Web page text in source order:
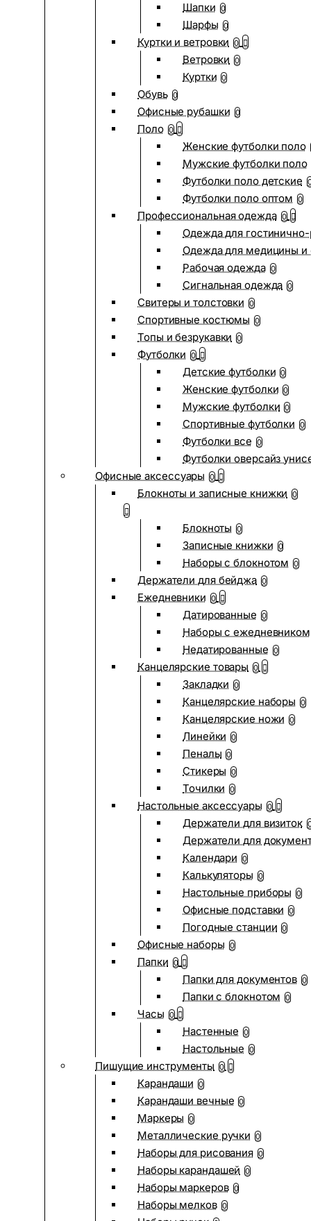
Шапки 0
Шарфы 0
Куртки и ветровки 0
Ветровки 0
Куртки 0
Обувь 0
Офисные рубашки 0
Поло 0
Женские футболки поло
Мужские футболки поло
Футболки поло детские
Футболки поло оптом 0
Профессиональная одежда 0
Одежда для
Одежда для медицины и
Рабочая одежда 0
Сигнальная одежда 0
Свитеры и толстовки 0
Спортивные костюмы 0
Топы и безрукавки 0
Футболки 0
Детские футболки 0
Женские футболки 0
Мужские футболки 0
Спортивные футболки 0
Футболки все 0
Футболки оверсайз
Офисные аксессуары 0
Блокноты и записные книжки 0
Блокноты 0
Записные книжки 0
Наборы с блокнотом 0
Держатели для бейджа 0
Ежедневники 0
Датированные 0
Наборы с ежедневником
Недатированные 0
Канцелярские товары 0
Закладки 0
Канцелярские наборы 0
Канцелярские ножи 0
Линейки 0
Пеналы 0
Стикеры 0
Точилки 0
Настольные аксессуары 0
Держатели для визиток
Держатели для
Календари 0
Калькуляторы 0
Настольные приборы 0
Офисные подставки 0
Погодные станции 0
Офисные наборы 0
Папки 0
Папки для документов 0
Папки с блокнотом 0
Часы 0
Настенные 0
Настольные 0
Пишущие инструменты 0
Карандаши 0
Карандаши вечные 0
Маркеры 0
Металлические ручки 0
Наборы для рисования 0
Наборы карандашей 0
Наборы маркеров 0
Наборы мелков 0